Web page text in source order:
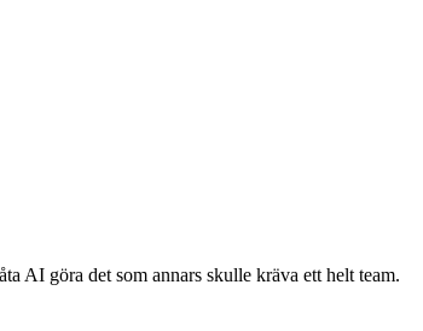
AI göra det som annars skulle kräva ett helt team.